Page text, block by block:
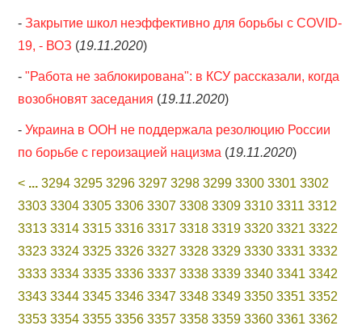
-Закрытие школ неэффективно для борьбы с COVID-
19, - ВОЗ (19.11.2020)
-"Работа не заблокирована": в КСУ рассказали, когда
возобновят заседания (19.11.2020)
-Украина в ООН не поддержала резолюцию России
по борьбе с героизацией нацизма (19.11.2020)
< ... 3294 3295 3296 3297 3298 3299 3300 3301 3302
3303 3304 3305 3306 3307 3308 3309 3310 3311 3312
3313 3314 3315 3316 3317 3318 3319 3320 3321 3322
3323 3324 3325 3326 3327 3328 3329 3330 3331 3332
3333 3334 3335 3336 3337 3338 3339 3340 3341 3342
3343 3344 3345 3346 3347 3348 3349 3350 3351 3352
3353 3354 3355 3356 3357 3358 3359 3360 3361 3362